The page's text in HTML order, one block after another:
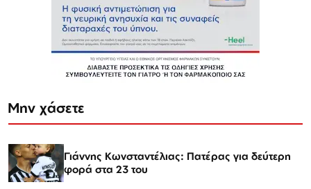
Μην χάσετε
Γιάννης Κωνσταντέλιας: Πατέρας για δεύτερη
φορά στα 23 του